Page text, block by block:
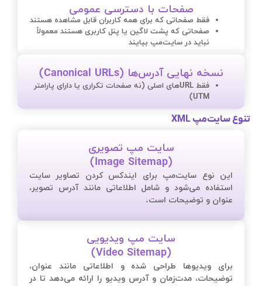
صفحات با دسترسی عمومی
فقط صفحاتی که برای همه کاربران قابل مشاهده هستند
صفحاتی که پشت لاگین یا پنل کاربری هستند معمولاً
نباید در سایت‌مپ بیایند
نسخه نهایی آدرس‌ها (Canonical URLs)
فقط URLهای اصلی (نه صفحات تکراری یا دارای پارامتر
UTM)
تنوع سایت‌مپ XML
سایت مپ تصویری
(Image Sitemap)
این نوع سایت‌مپ برای ایندکس کردن تصاویر سایت
استفاده می‌شود و شامل اطلاعاتی مانند آدرس تصویر،
عنوان و توضیحات است.
سایت مپ ویدیویی
(Video Sitemap)
برای ویدیوها طراحی شده و اطلاعاتی مانند عنوان،
توضیحات، مدت‌زمان و آدرس ویدیو را ارائه می‌دهد تا در